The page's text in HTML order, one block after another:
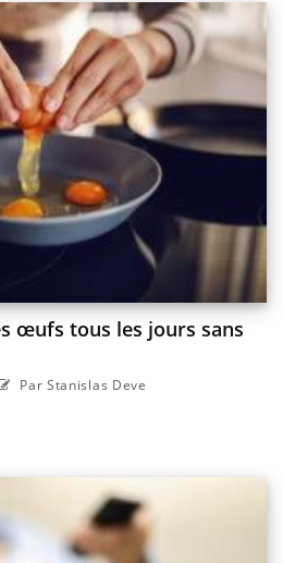
œufs tous les jours sans
Par Stanislas Deve